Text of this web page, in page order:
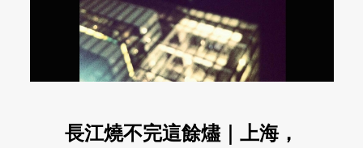
長江燒不完這餘燼｜上海，